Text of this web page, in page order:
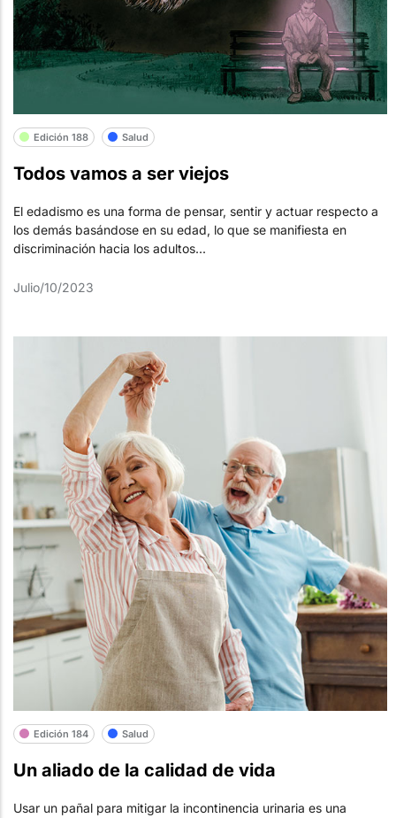
Edición 188 Salud
Todos vamos a ser viejos
El edadismo es una forma de pensar, sentir y actuar respecto a
los demás basándose en su edad, lo que se manifiesta en
discriminación hacia los adultos...
Julio/10/2023
Edición 184 Salud
Un aliado de la calidad de vida
Usar un pañal para mitigar la incontinencia urinaria es una